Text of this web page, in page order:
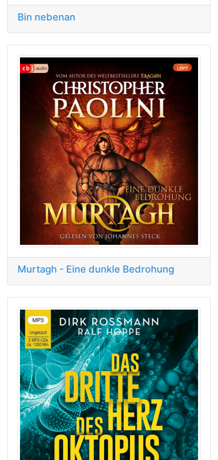
Bin nebenan
Murtagh - Eine dunkle Bedrohung